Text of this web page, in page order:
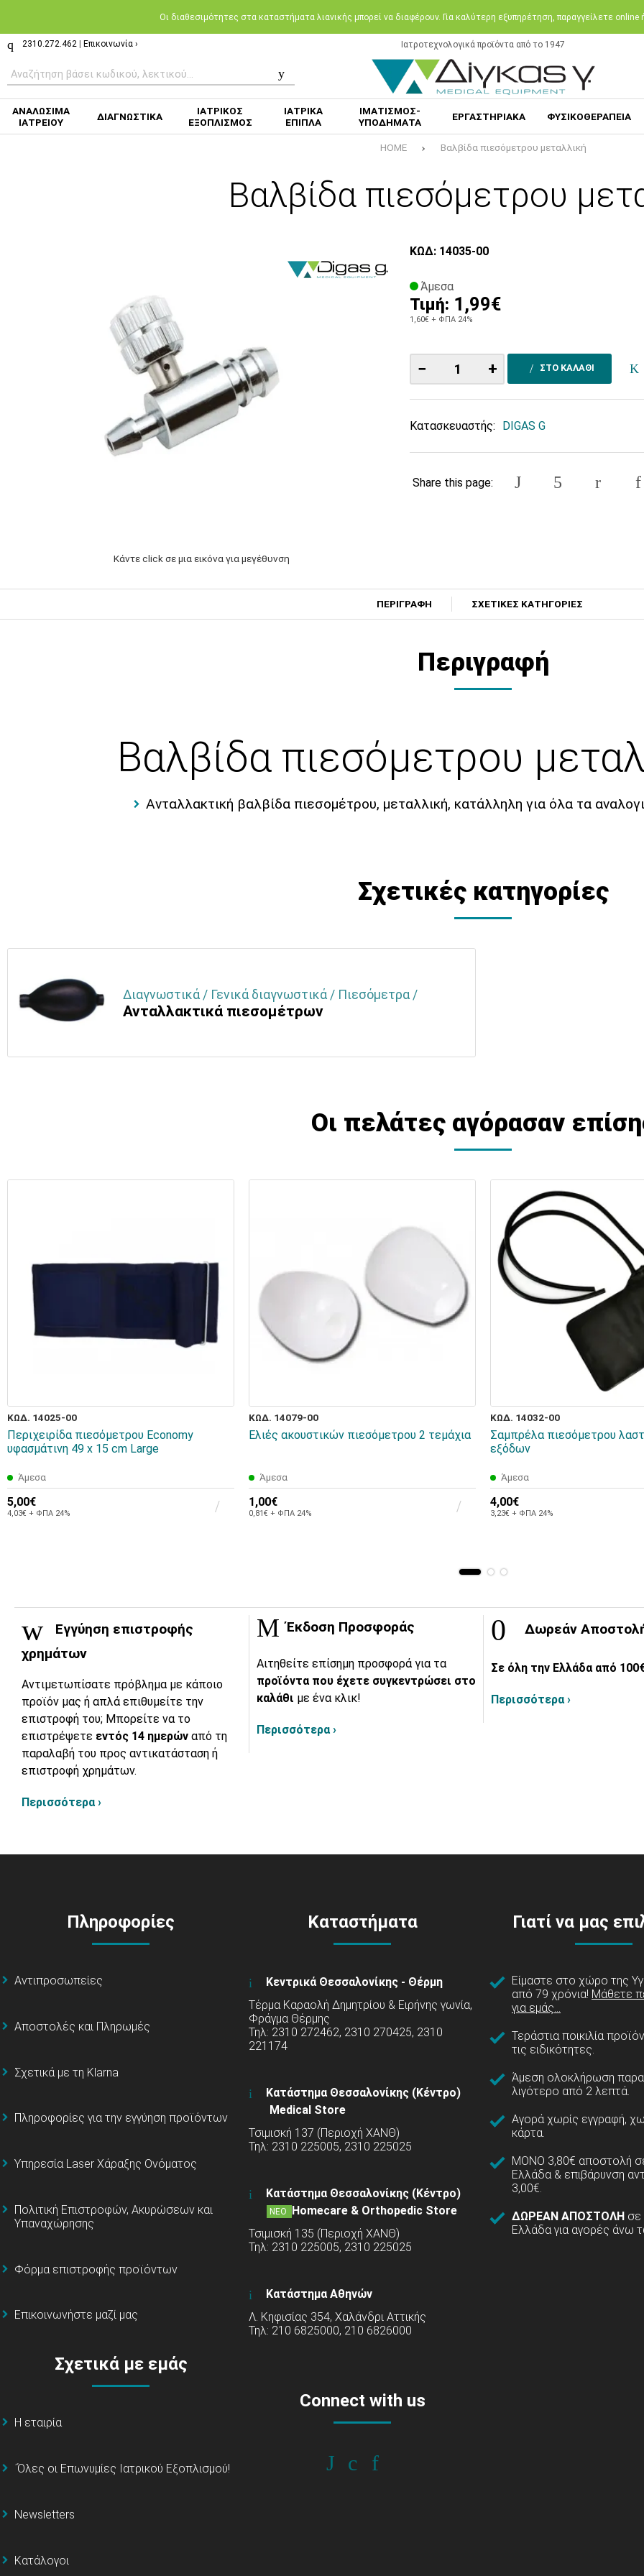
Oι διαθεσιμότητες στα καταστήματα λιανικής μπορεί να διαφέρουν. Για καλύτερη εξυπηρέτηση, παραγγείλετε
2310.272.462 Επικοινωνία › Ιατροτεχνολογικά προϊόντα από το 1947
ΑΝΑΛΩΣΙΜΑ
ΙΑΤΡΕΙΟΥ
ΔΙΑΓΝΩΣΤΙΚΑ
ΙΑΤΡΙΚΟΣ
ΕΞΟΠΛΙΣΜΟΣ
ΙΑΤΡΙΚΑ
ΕΠΙΠΛΑ
ΙΜΑΤΙΣΜΟΣ-
ΥΠΟΔΗΜΑΤΑ
ΕΡΓΑΣΤΗΡΙΑΚΑ ΦΥΣΙΚΟΘΕΡΑΠΕΙΑ
HOME Βαλβίδα πιεσόμετρου μεταλλική
Βαλβίδα πιεσόμετρου
Κάντε click σε μια εικόνα για μεγέθυνση
ΚΩΔ: 14035-00
Άμεσα
Τιμή: 1,99€
1,60€ + ΦΠΑ 24%
− + ΣΤΟ ΚΑΛΑΘΙ
Κατασκευαστής: DIGAS G
Share this page:
ΠΕΡΙΓΡΑΦΗ ΣΧΕΤΙΚΕΣ ΚΑΤΗΓΟΡΙΕΣ
Περιγραφή
Βαλβίδα πιεσόμετρου
Ανταλλακτική βαλβίδα πιεσομέτρου, μεταλλική, κατάλληλη για όλα τα
Σχετικές κατηγορίες
Διαγνωστικά / Γενικά διαγνωστικά / Πιεσόμετρα /
Ανταλλακτικά πιεσομέτρων
Οι πελάτες αγόρασαν
ΚΩΔ. 14025-00
Περιχειρίδα πιεσόμετρου Economy
υφασμάτινη 49 x 15 cm Large
Άμεσα
5,00€
4,03€ + ΦΠΑ 24%
ΚΩΔ. 14079-00
Ελιές ακουστικών πιεσόμετρου 2 τεμάχια
Άμεσα
1,00€
0,81€ + ΦΠΑ 24%
ΚΩΔ. 14032-00
Σαμπρέλα πιεσόμετρου
εξόδων
Άμεσα
4,00€
3,23€ + ΦΠΑ 24%
Εγγύηση επιστροφής
χρημάτων
Αντιμετωπίσατε πρόβλημα με κάποιο
προϊόν μας ή απλά επιθυμείτε την
επιστροφή του; Μπορείτε να το
επιστρέψετε εντός 14 ημερών από τη
παραλαβή του προς αντικατάσταση ή
επιστροφή χρημάτων.
Περισσότερα ›
Έκδοση Προσφοράς
Αιτηθείτε επίσημη προσφορά για τα
προϊόντα που έχετε συγκεντρώσει στο
καλάθι με ένα κλικ!
Περισσότερα ›
Δωρεάν
Σε όλη την Ελλάδα από
Περισσότερα ›
Πληροφορίες
Αντιπροσωπείες
Αποστολές και Πληρωμές
Σχετικά με τη Klarna
Πληροφορίες για την εγγύηση προϊόντων
Υπηρεσία Laser Χάραξης Ονόματος
Πολιτική Επιστροφών, Ακυρώσεων και
Υπαναχώρησης
Φόρμα επιστροφής προϊόντων
Επικοινωνήστε μαζί μας
Σχετικά με εμάς
Η εταιρία
΄Όλες οι Επωνυμίες Ιατρικού Εξοπλισμού!
Newsletters
Κατάλογοι
Καταστήματα
Κεντρικά Θεσσαλονίκης - Θέρμη
Τέρμα Καραολή Δημητρίου & Ειρήνης γωνία,
Φράγμα Θέρμης
Τηλ: 2310 272462, 2310 270425, 2310
221174
Κατάστημα Θεσσαλονίκης (Κέντρο)
Medical Store
Τσιμισκή 137 (Περιοχή ΧΑΝΘ)
Τηλ: 2310 225005, 2310 225025
Κατάστημα Θεσσαλονίκης (Κέντρο)
ΝΕΟ
Homecare & Orthopedic Store
Τσιμισκή 135 (Περιοχή ΧΑΝΘ)
Τηλ: 2310 225005, 2310 225025
Κατάστημα Αθηνών
Λ. Κηφισίας 354, Χαλάνδρι Αττικής
Τηλ: 210 6825000, 210 6826000
Connect with us
Γιατί να μας
Είμαστε στο χώρο της
από 79 χρόνια! Μάθετε
για εμάς...
Τεράστια ποικιλία
τις ειδικότητες.
Άμεση ολοκλήρωση
λιγότερο από 2 λεπτά.
Αγορά χωρίς εγγραφή,
κάρτα.
ΜΟΝΟ 3,80€ αποστολή
Ελλάδα & επιβάρυνση
3,00€.
ΔΩΡΕΑΝ ΑΠΟΣΤΟΛΗ σε
Ελλάδα για αγορές άνω